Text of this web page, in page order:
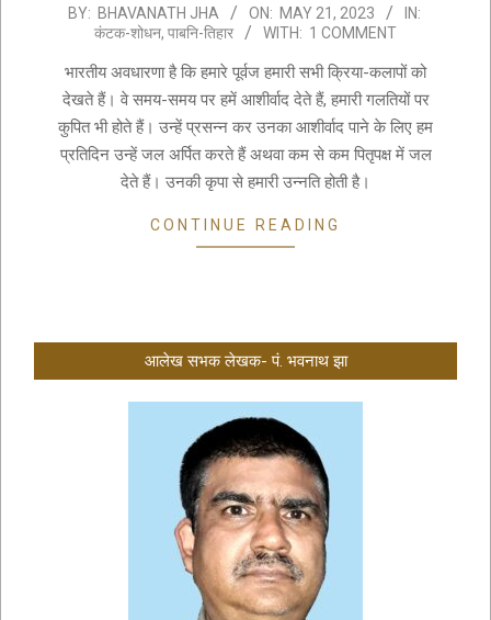
2023-
21
BY: BHAVANATH JHA ON: MAY 21, 2023
IN:
कंटक-शोधन, पाबनि-तिहार WITH: 1 COMMENT
भारतीय अवधारणा है कि हमारे पूर्वज हमारी सभी क्रिया-कलापों को
देखते हैं। वे समय-समय पर हमें आशीर्वाद देते हैं, हमारी गलतियों पर
कुपित भी होते हैं। उन्हें प्रसन्न कर उनका आशीर्वाद पाने के लिए हम
प्रतिदिन उन्हें जल अर्पित करते हैं अथवा कम से कम पितृपक्ष में जल
देते हैं। उनकी कृपा से हमारी उन्नति होती है।
CONTINUE READING
आलेख सभक लेखक- पं. भवनाथ झा